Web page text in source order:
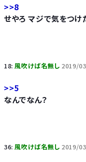
>>8
せやろ マジで気をつけ
18:風吹けば名無し 2019/
>>5
なんでなん？
36:風吹けば名無し 2019/